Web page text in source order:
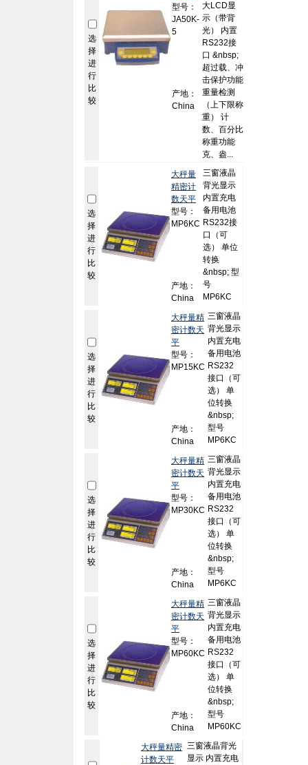
选
择
进
行
比
较
型号：
JA50K-
5
产地：
China
大LCD显
示（带背
光） 内置
RS232接
口 &nbsp;
超过载、冲
击保护功能
重量检测
（上下限称
重） 计
数、百分比
称重功能
克、盎...
选
择
进
行
比
较
大秤量
精密计
数天平
型号：
MP6KC
产地：
China
三窗液晶
背光显示
内置充电
备用电池
RS232接
口（可
选） 单位
转换
&nbsp; 型
号
MP6KC
选
择
进
行
比
较
大秤量精
密计数天
平
型号：
MP15KC
产地：
China
三窗液晶
背光显示
内置充电
备用电池
RS232
接口（可
选） 单
位转换
&nbsp;
型号
MP6KC
选
择
进
行
比
较
大秤量精
密计数天
平
型号：
MP30KC
产地：
China
三窗液晶
背光显示
内置充电
备用电池
RS232
接口（可
选） 单
位转换
&nbsp;
型号
MP6KC
选
择
进
行
比
较
大秤量精
密计数天
平
型号：
MP60KC
产地：
China
三窗液晶
背光显示
内置充电
备用电池
RS232
接口（可
选） 单
位转换
&nbsp;
型号
MP60KC
大秤量精密
计数天平
三窗液晶背光
显示 内置充电